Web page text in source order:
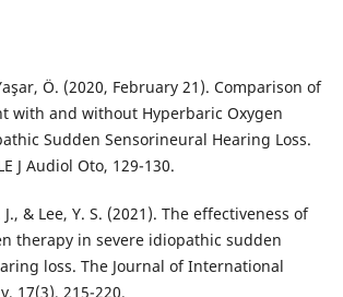
Ö. (2020, February 21). Comparison of
with and without Hyperbaric Oxygen
Sudden Sensorineural Hearing Loss.
J Audiol Oto, 129-130.
J., & Lee, Y. S. (2021). The effectiveness of
therapy in severe idiopathic sudden
loss. The Journal of International
17(3), 215-220.